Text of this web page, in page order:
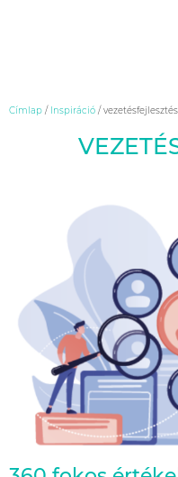
Címlap / Inspiráció /vezetésfejlesztés